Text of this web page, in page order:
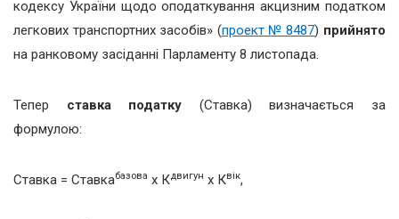
кодексу України щодо оподаткування акцизним податком
легкових транспортних засобів» (проект № 8487) прийнято
на ранковому засіданні Парламенту 8 листопада.
Тепер ставка податку (Ставка) визначається за
формулою:
Ставка = Ставкабазова х Кдвигун х Квік,